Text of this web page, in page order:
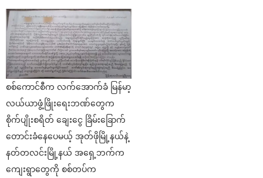
စစ်ကောင်စီက လက်အောက်ခံ မြန်မာ့
လယ်ယာဖွံ့ဖြိုးရေးဘဏ်တွေက
စိုက်ပျိုးစရိတ် ချေးငွေ ခြိမ်းခြောက်
တောင်းခံနေပေမယ့် အုတ်ဖိုမြို့နယ်နဲ့
နတ်တလင်းမြို့နယ် အရှေ့ဘက်က
ကျေးရွာတွေကို စစ်တပ်က